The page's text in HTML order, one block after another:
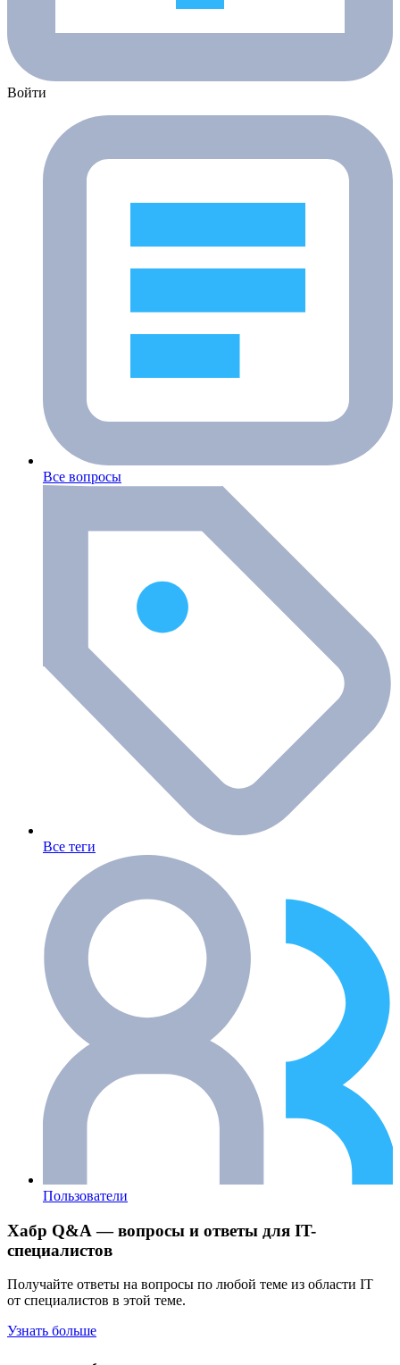
Войти
Все вопросы
Все теги
Пользователи
Хабр Q&A — вопросы и ответы для IT-
специалистов
Получайте ответы на вопросы по любой теме из области IT
от специалистов в этой теме.
Узнать больше